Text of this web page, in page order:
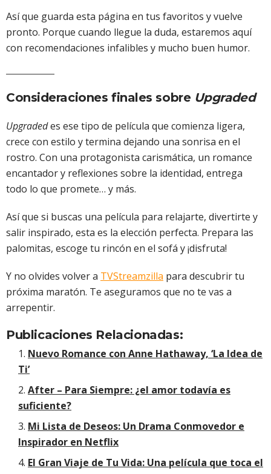
Así que guarda esta página en tus favoritos y vuelve
pronto. Porque cuando llegue la duda, estaremos aquí
con recomendaciones infalibles y mucho buen humor.
Consideraciones finales sobre Upgraded
Upgradedes ese tipo de película que comienza ligera,
crece con estilo y termina dejando una sonrisa en el
rostro. Con una protagonista carismática, un romance
encantador y reflexiones sobre la identidad, entrega
todo lo que promete… y más.
Así que si buscas una película para relajarte, divertirte y
salir inspirado, esta es la elección perfecta. Prepara las
palomitas, escoge tu rincón en el sofá y ¡disfruta!
Y no olvides volver a TVStreamzilla para descubrir tu
próxima maratón. Te aseguramos que no te vas a
arrepentir.
Publicaciones Relacionadas:
Nuevo Romance con Anne Hathaway, ‘La Idea de
Ti’
After – Para Siempre: ¿el amor todavía es
suficiente?
Mi Lista de Deseos: Un Drama Conmovedor e
Inspirador en Netflix
El Gran Viaje de Tu Vida: Una película que toca el